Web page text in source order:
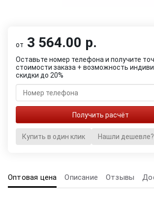
от 3 564.00 р.
Оставьте номер телефона и получите
стоимости заказа + возможность
скидки до 20%
Купить в один клик Нашли дешевле?
Оптовая цена Описание Отзывы